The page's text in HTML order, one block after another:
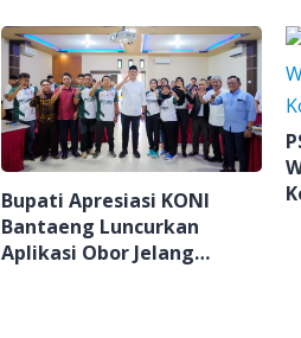
Bupati Apresiasi KONI
Bantaeng Luncurkan
Aplikasi Obor Jelang